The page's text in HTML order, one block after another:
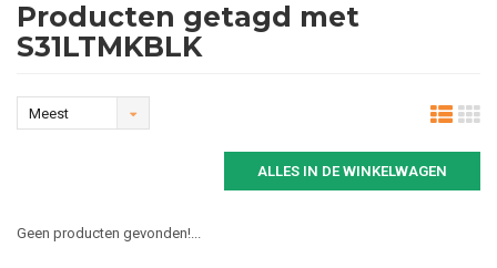
Producten getagd met
S31LTMKBLK
Meest
ALLES IN DE WINKELWAGEN
Geen producten gevonden!...